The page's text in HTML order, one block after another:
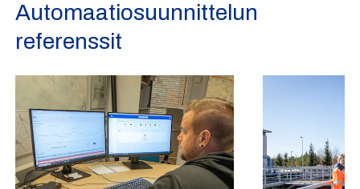
Automaatiosuunnittelun
referenssit